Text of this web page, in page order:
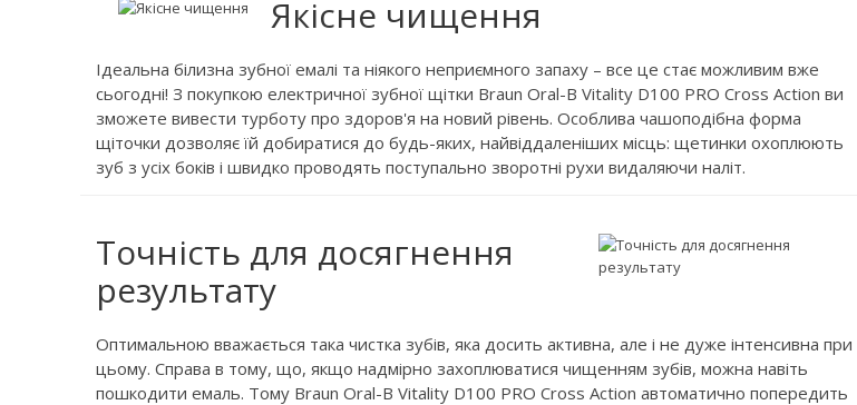
Якісне чищення
Ідеальна білизна зубної емалі та ніякого неприємного запаху – все це стає можливим вже
сьогодні! З покупкою електричної зубної щітки Braun Oral-B Vitality D100 PRO Cross Action ви
зможете вивести турботу про здоров'я на новий рівень. Особлива чашоподібна форма
щіточки дозволяє їй добиратися до будь-яких, найвіддаленіших місць: щетинки охоплюють
зуб з усіх боків і швидко проводять поступально зворотні рухи видаляючи наліт.
Точність для досягнення
результату
Оптимальною вважається така чистка зубів, яка досить активна, але і не дуже інтенсивна при
цьому. Справа в тому, що, якщо надмірно захоплюватися чищенням зубів, можна навіть
пошкодити емаль. Тому Braun Oral-B Vitality D100 PRO Cross Action автоматично попередить